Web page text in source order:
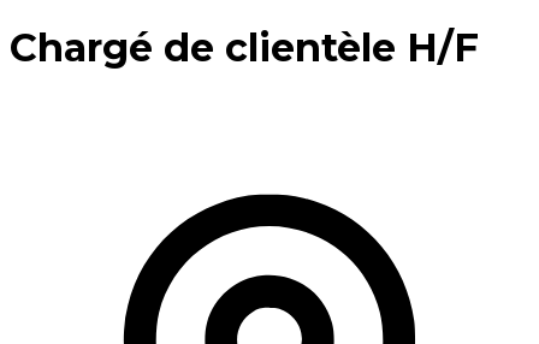
Chargé de clientèle H/F